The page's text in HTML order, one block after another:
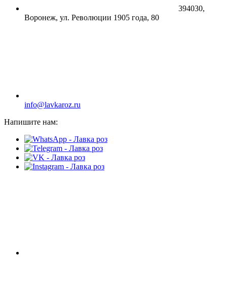
394030,
Воронеж, ул. Революции 1905 года, 80
info@lavkaroz.ru
Напишите нам: